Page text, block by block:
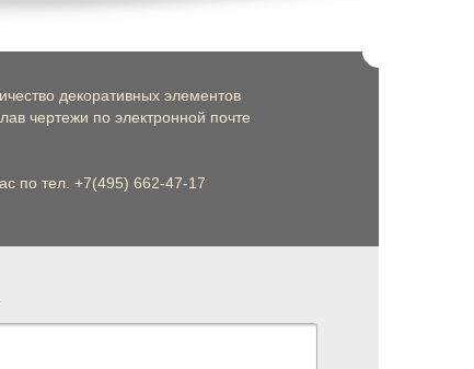
декоративных элементов
чертежи по электронной почте
по тел. +7(495) 662-47-17